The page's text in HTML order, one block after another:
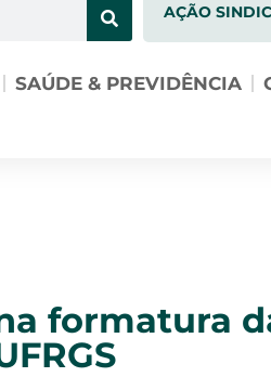
AÇÃO
SAÚDE & PREVIDÊNCIA
formatura